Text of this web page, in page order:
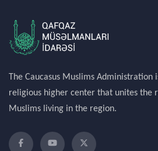
The Caucasus Muslims
religious higher center that unites the
Muslims living in the region.